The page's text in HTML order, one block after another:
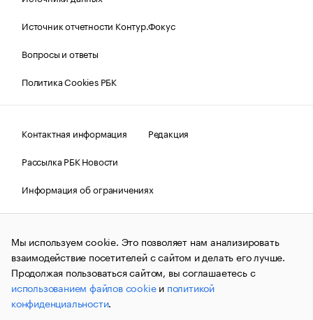
Источник отчетности Контур.Фокус
Вопросы и ответы
Политика Cookies РБК
Контактная информация
Редакция
Рассылка РБК Новости
Информация об ограничениях
Правовая информация
О соблюдении авторских прав
© АО «РОСБИЗНЕСКОНСАЛТИНГ»,1995–2026.Сообщения
и материалы информационного агентства «РБК»
(зарегистрировано Федеральной службой по надзору в сфере
связи, информационных технологий и массовых
коммуникаций (Роскомнадзор) 09.12.2015 за номером ИА
№ФС77-63848) сопровождаются пометкой «РБК». Отдельные
публикации могут содержать информацию,
Мы используем cookie. Это позволяет нам анализировать
взаимодействие посетителей с сайтом и делать его лучше.
Продолжая пользоваться сайтом, вы соглашаетесь с
использованием файлов cookieи политикой
конфиденциальности.